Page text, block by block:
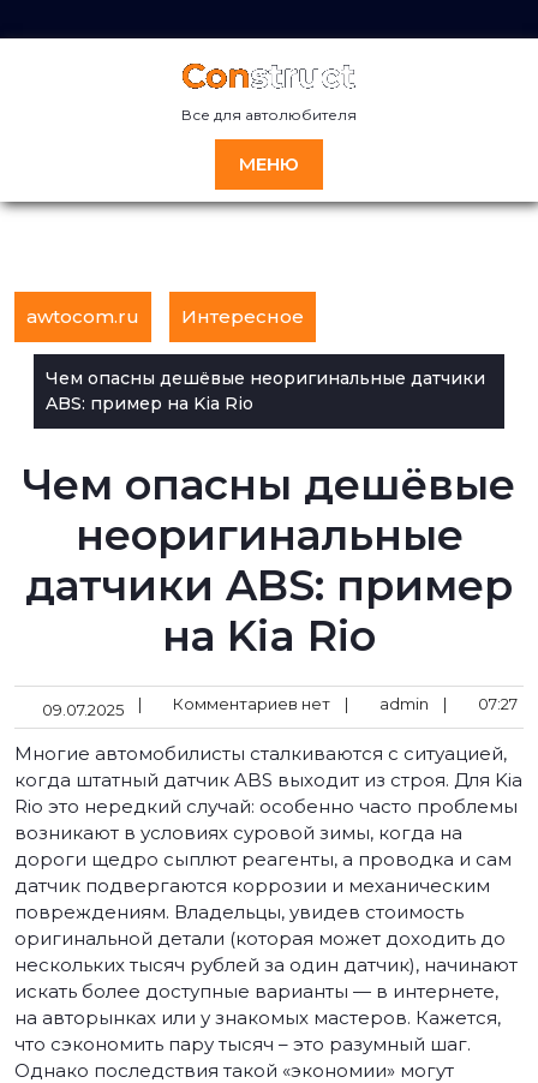
к
Все для автолюбителя
МЕНЮ
awtocom.ru Интересное
Чем опасны дешёвые неоригинальные датчики
ABS: пример на Kia Rio
Чем опасны дешёвые
неоригинальные
датчики ABS: пример
на Kia Rio
09.07.2025 | Комментариев нет | admin | 07:27
Многие автомобилисты сталкиваются с ситуацией,
когда штатный датчик ABS выходит из строя. Для Kia
Rio это нередкий случай: особенно часто проблемы
возникают в условиях суровой зимы, когда на
дороги щедро сыплют реагенты, а проводка и сам
датчик подвергаются коррозии и механическим
повреждениям. Владельцы, увидев стоимость
оригинальной детали (которая может доходить до
нескольких тысяч рублей за один датчик), начинают
искать более доступные варианты — в интернете,
на авторынках или у знакомых мастеров. Кажется,
что сэкономить пару тысяч – это разумный шаг.
Однако последствия такой «экономии» могут